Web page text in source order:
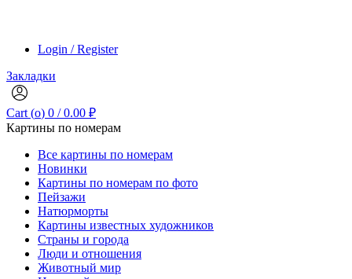
Login / Register
Закладки
Cart (o) 0 / 0.00 ₽
Картины по номерам
Все картины по номерам
Новинки
Картины по номерам по фото
Пейзажи
Натюрморты
Картины известных художников
Страны и города
Люди и отношения
Животный мир